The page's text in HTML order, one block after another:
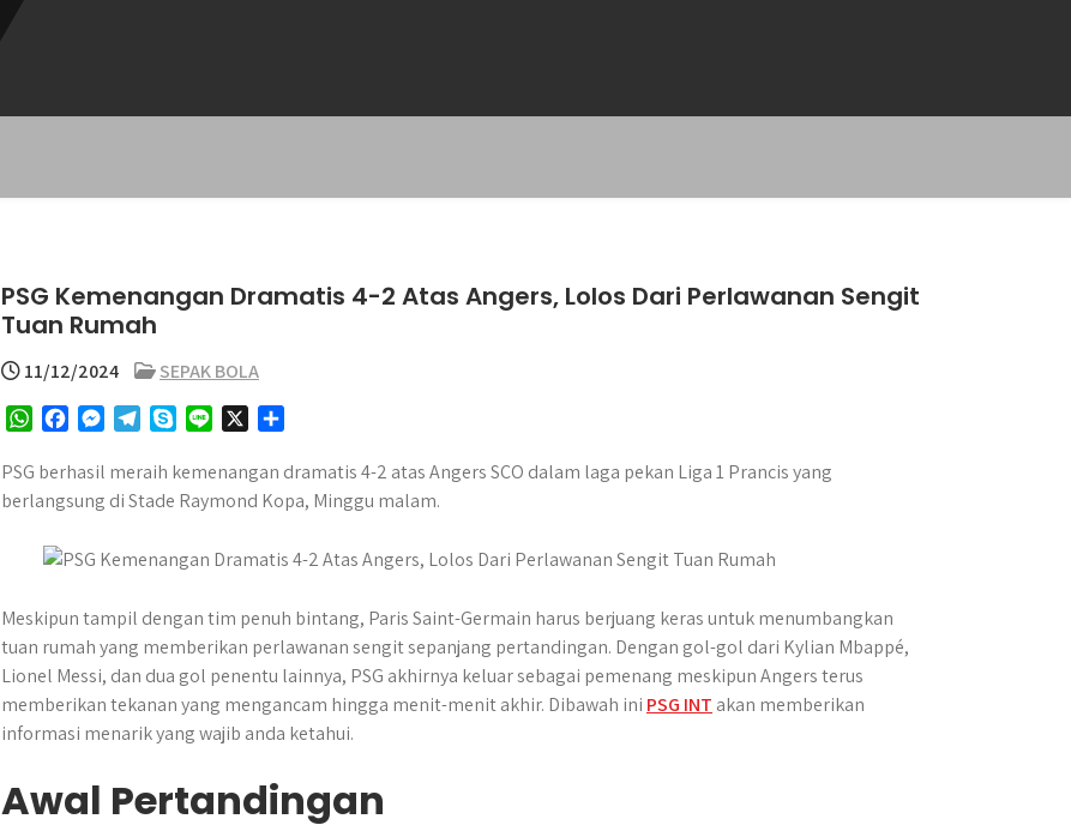
PSG Kemenangan Dramatis 4-2 Atas Angers, Lolos Dari Perlawanan Sengit
Tuan Rumah
11/12/2024
SEPAK BOLA
W
a
t
c
e
o
s
s
n
r
l
e
y
p
n
e
a
r
PSG berhasil meraih kemenangan dramatis 4-2 atas Angers SCO dalam laga pekan Liga 1 Prancis yang
berlangsung di Stade Raymond Kopa, Minggu malam.
Meskipun tampil dengan tim penuh bintang, Paris Saint-Germain harus berjuang keras untuk menumbangkan
tuan rumah yang memberikan perlawanan sengit sepanjang pertandingan. Dengan gol-gol dari Kylian Mbappé,
Lionel Messi, dan dua gol penentu lainnya, PSG akhirnya keluar sebagai pemenang meskipun Angers terus
memberikan tekanan yang mengancam hingga menit-menit akhir. Dibawah ini PSG INT akan memberikan
informasi menarik yang wajib anda ketahui.
Awal Pertandingan